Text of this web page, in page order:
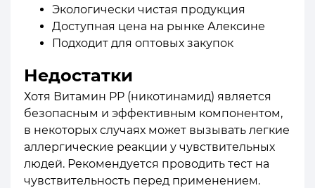
Экологически чистая продукция
Доступная цена на рынке Алексине
Подходит для оптовых закупок
Недостатки
Хотя Витамин PP (никотинамид) является
безопасным и эффективным компонентом,
в некоторых случаях может вызывать легкие
аллергические реакции у чувствительных
людей. Рекомендуется проводить тест на
чувствительность перед применением.